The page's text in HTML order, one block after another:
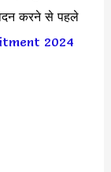
करने से पहले
2024